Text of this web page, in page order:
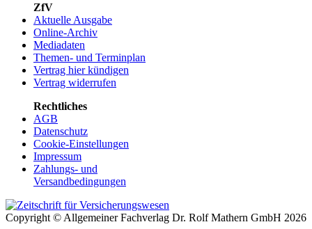
ZfV
Aktuelle Ausgabe
Online-Archiv
Mediadaten
Themen- und Terminplan
Vertrag hier kündigen
Vertrag widerrufen
Rechtliches
AGB
Datenschutz
Cookie-Einstellungen
Impressum
Zahlungs- und
Versandbedingungen
Copyright © Allgemeiner Fachverlag Dr. Rolf Mathern GmbH 2026